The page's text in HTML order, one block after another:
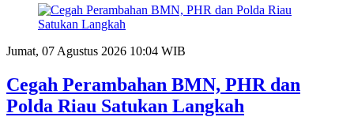
Jumat, 07 Agustus 2026 10:04 WIB
Cegah Perambahan BMN, PHR dan
Polda Riau Satukan Langkah